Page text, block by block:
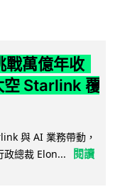
萬億年收
空 Starlink 覆
與 AI 業務帶動，
政總裁 Elon...
閱讀